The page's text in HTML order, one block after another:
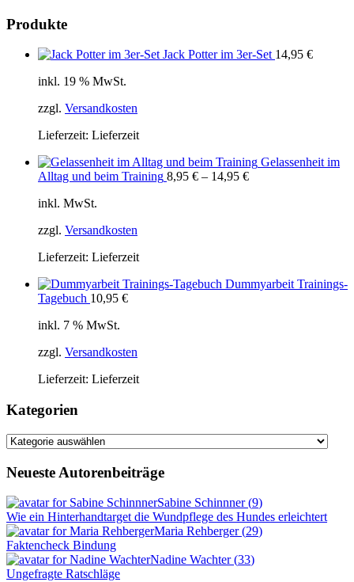
Produkte
Jack Potter im 3er-Set 14,95 €
inkl. 19 % MwSt.
zzgl. Versandkosten
Lieferzeit: Lieferzeit
Gelassenheit im
Alltag und beim Training 8,95 € – 14,95 €
inkl. MwSt.
zzgl. Versandkosten
Lieferzeit: Lieferzeit
Dummyarbeit Trainings-
Tagebuch 10,95 €
inkl. 7 % MwSt.
zzgl. Versandkosten
Lieferzeit: Lieferzeit
Kategorien
Kategorien
Neueste Autorenbeiträge
Sabine Schinnner(9)
Wie ein Hinterhandtarget die Wundpflege des Hundes erleichtert
Maria Rehberger(29)
Faktencheck Bindung
Nadine Wachter(33)
Ungefragte Ratschläge